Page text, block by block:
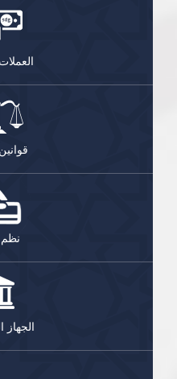
نظم